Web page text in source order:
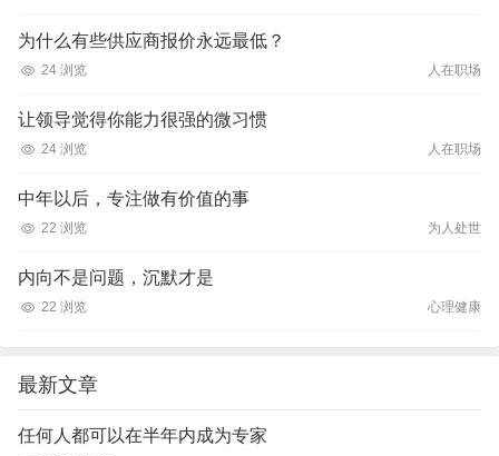
为什么有些供应商报价永远最低？
24 浏览 人在职场
让领导觉得你能力很强的微习惯
24 浏览 人在职场
中年以后，专注做有价值的事
22 浏览 为人处世
内向不是问题，沉默才是
22 浏览 心理健康
最新文章
任何人都可以在半年内成为专家